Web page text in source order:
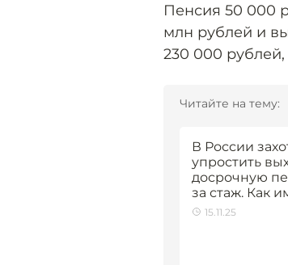
Пенсия 50 000
млн рублей и
230 000
Читайте на тему:
В России
упростить
досрочную
за стаж. Как
15.11.25